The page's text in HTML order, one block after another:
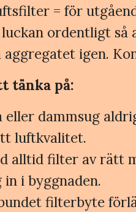
= för
ordentligt så
aggregatet igen.
tänka på:
eller dammsug
luftkvalitet.
alltid filter av rätt
in i byggnaden.
filterbyte